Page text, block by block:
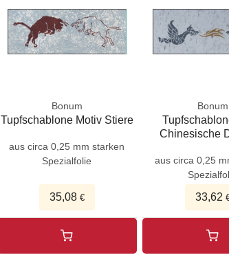
Bonum
Tupfschablone Motiv Stiere
aus circa 0,25 mm starken
Spezialfolie
35,08€
Bonum
Chinesische
aus circa 0,25
33,62